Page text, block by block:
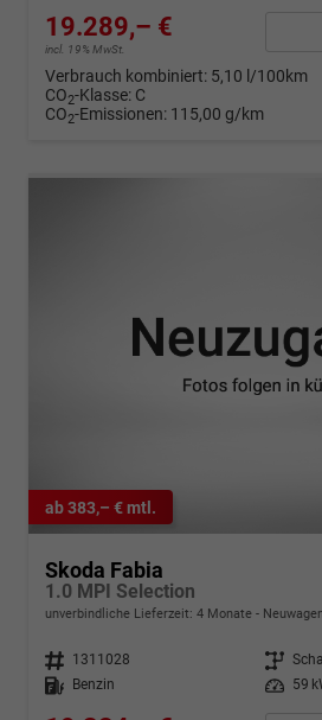
19.289,– €
incl. 19% MwSt.
Verbrauch kombiniert: 5,10 l/100km
CO2-Klasse: C
CO2-Emissionen: 115,00 g/km
ab 383,– € mtl.
Skoda Fabia
1.0 MPI Selection
unverbindliche Lieferzeit: 4 Monate Neuwagen
Fahrzeugnr. 1311028 Getriebe
Kraftstoff
Benzin Leistung 59